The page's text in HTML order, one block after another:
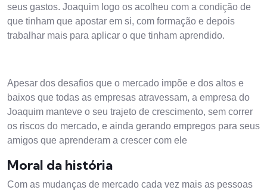
seus gastos. Joaquim logo os acolheu com a condição de
que tinham que apostar em si, com formação e depois
trabalhar mais para aplicar o que tinham aprendido.
Apesar dos desafios que o mercado impõe e dos altos e
baixos que todas as empresas atravessam, a empresa do
Joaquim manteve o seu trajeto de crescimento, sem correr
os riscos do mercado, e ainda gerando empregos para seus
amigos que aprenderam a crescer com ele
Moral da história
Com as mudanças de mercado cada vez mais as pessoas